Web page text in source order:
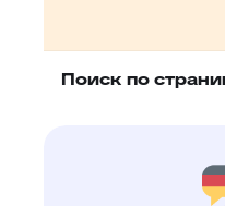
Поиск по